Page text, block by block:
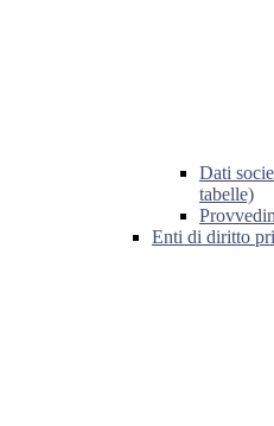
Dati
tabelle)
Enti di diritto